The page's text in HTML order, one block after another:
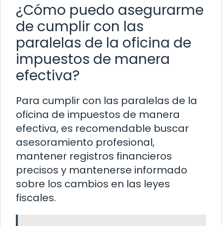
¿Cómo puedo asegurarme
de cumplir con las
paralelas de la oficina de
impuestos de manera
efectiva?
Para cumplir con las paralelas de la
oficina de impuestos de manera
efectiva, es recomendable buscar
asesoramiento profesional,
mantener registros financieros
precisos y mantenerse informado
sobre los cambios en las leyes
fiscales.